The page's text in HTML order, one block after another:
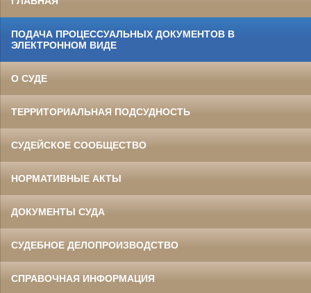
ПОДАЧА ПРОЦЕССУАЛЬНЫХ ДОКУМЕНТОВ В
ЭЛЕКТРОННОМ ВИДЕ
О СУДЕ
ТЕРРИТОРИАЛЬНАЯ ПОДСУДНОСТЬ
СУДЕЙСКОЕ СООБЩЕСТВО
НОРМАТИВНЫЕ АКТЫ
ДОКУМЕНТЫ СУДА
СУДЕБНОЕ ДЕЛОПРОИЗВОДСТВО
СПРАВОЧНАЯ ИНФОРМАЦИЯ